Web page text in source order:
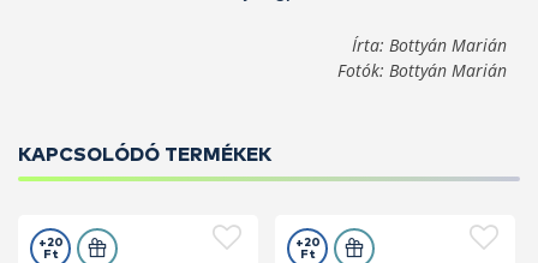
Írta: Bottyán Marián
Fotók: Bottyán Marián
KAPCSOLÓDÓ TERMÉKEK
+20
Ft
+20
Ft